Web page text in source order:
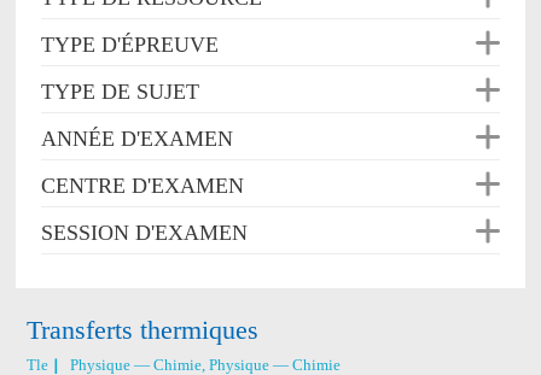
TYPE D'ÉPREUVE
TYPE DE SUJET
ANNÉE D'EXAMEN
CENTRE D'EXAMEN
SESSION D'EXAMEN
Transferts thermiques
Tle
Physique — Chimie, Physique — Chimie